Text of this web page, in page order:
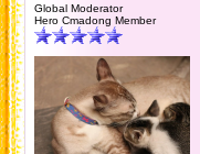
Global Moderator
Hero Cmadong Member